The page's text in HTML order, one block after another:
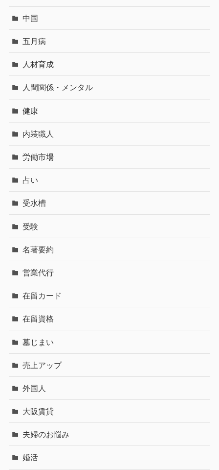
中国
五月病
人材育成
人間関係・メンタル
健康
内装職人
労働市場
占い
受水槽
受験
名著要約
営業代行
在留カード
在留資格
墓じまい
売上アップ
外国人
大阪賃貸
夫婦のお悩み
婚活